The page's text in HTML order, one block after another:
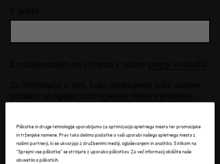
Piškotke in druge tehnologije uporabljamo za optimizacijo spletnega mesta ter promocijske
in trženjske namene. Prav tako delimo podatke o vaši uporabi našega spletnega mesta z
našimi partnerji, ki se ukvarjajo z družbenimi mediji, oglaševanjem in analitiko. S klikom na
“Sprejmi vse piškotke” se strinjate z uporabo piškotkov. Za več informacij obiščite naše
obvestilo o piškotkih.